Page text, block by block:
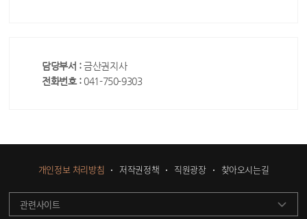
담당부서 :금산권지사
전화번호 : 041-750-9303
개인정보 처리방침 저작권정책 직원광장 찾아오시는길
관련사이트